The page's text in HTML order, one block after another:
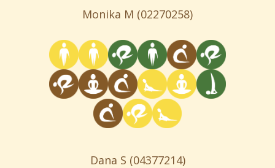
Monika M (02270258)
Dana S (04377214)